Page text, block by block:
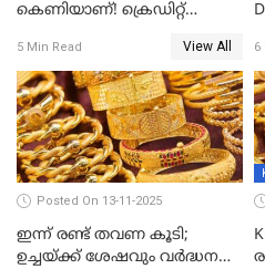
കെണിയാണ്! ക്രെഡിറ്റ്
ശ്രദ്ധിക്കുക!
5 Min Read View All 6
Posted On 13-11-2025
ഇന്ന് രണ്ട് തവണ കൂടി;
ഉച്ചയ്ക്ക് ശേഷവും വർദ്ധനവ്;